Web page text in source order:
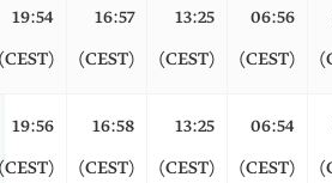
06:56
(CEST)
13:25
(CEST)
16:57
(CEST)
19:54
(CEST)
06:54
(CEST)
13:25
(CEST)
16:58
(CEST)
19:56
(CEST)